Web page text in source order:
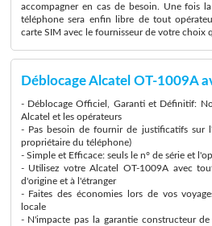
accompagner en cas de besoin. Une fois
téléphone sera enfin libre de tout
carte SIM avec le fournisseur de votre choix
Déblocage Alcatel OT-1009A
- Déblocage Officiel, Garanti et Définitif:
Alcatel et les opérateurs
- Pas besoin de fournir de justificatifs sur
propriétaire du téléphone)
- Simple et Efficace: seuls le n° de série et
- Utilisez votre Alcatel OT-1009A avec
d'origine et à l'étranger
- Faites des économies lors de vos
locale
- N'impacte pas la garantie constructeur